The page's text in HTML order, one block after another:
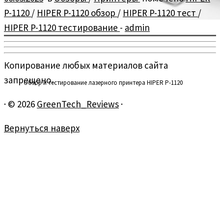
Обзор и тестирование лазерного принтера HIPER P-1120
P-1120 / HIPER P-1120 обзор / HIPER P-1120 тест /
HIPER P-1120 тестирование - admin
Копирование любых материалов сайта
запрещено.
· © 2026 GreenTech_Reviews ·
Вернуться наверх